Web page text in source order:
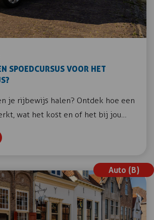
SPOEDCURSUS VOOR HET
je rijbewijs halen? Ontdek hoe een
wat het kost en of het bij jou…
Auto (B)